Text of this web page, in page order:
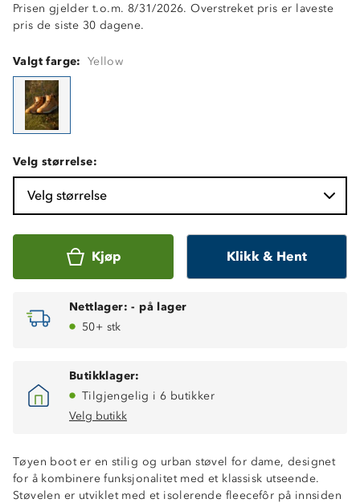
Prisen gjelder t.o.m. 8/31/2026. Overstreket pris er laveste
pris de siste 30 dagene.
Valgt farge: Yellow
Velg størrelse:
Velg størrelse
Kjøp Klikk & Hent
Nettlager: - på lager
50+ stk
Butikklager:
Tilgjengelig i 6 butikker
Velg butikk
Tøyen boot er en stilig og urban støvel for dame, designet
for å kombinere funksjonalitet med et klassisk utseende.
Støvelen er utviklet med et isolerende fleecefôr på innsiden